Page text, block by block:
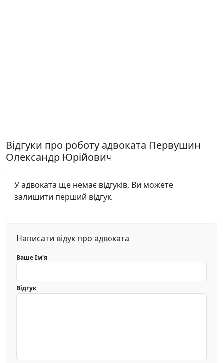
Відгуки про роботу адвоката Первушин
Олександр Юрійович
У адвоката ще немає відгуків, Ви можете
залишити перший відгук.
Написати відук про адвоката
Ваше Ім'я
Відгук